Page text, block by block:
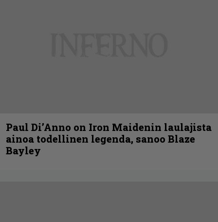
Paul Di’Anno on Iron Maidenin laulajista
ainoa todellinen legenda, sanoo Blaze
Bayley